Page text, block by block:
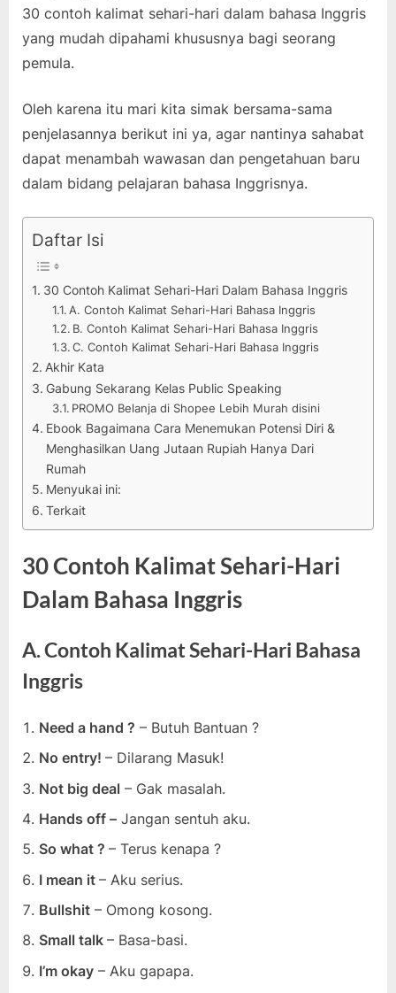
30 contoh kalimat sehari-hari dalam bahasa Inggris
yang mudah dipahami khususnya bagi seorang
pemula.
Oleh karena itu mari kita simak bersama-sama
penjelasannya berikut ini ya, agar nantinya sahabat
dapat menambah wawasan dan pengetahuan baru
dalam bidang pelajaran bahasa Inggrisnya.
Daftar Isi
30 Contoh Kalimat Sehari-Hari Dalam Bahasa Inggris
A. Contoh Kalimat Sehari-Hari Bahasa Inggris
B. Contoh Kalimat Sehari-Hari Bahasa Inggris
C. Contoh Kalimat Sehari-Hari Bahasa Inggris
Akhir Kata
Gabung Sekarang Kelas Public Speaking
PROMO Belanja di Shopee Lebih Murah disini
Ebook Bagaimana Cara Menemukan Potensi Diri &
Menghasilkan Uang Jutaan Rupiah Hanya Dari
Rumah
Menyukai ini:
Terkait
30 Contoh Kalimat Sehari-Hari
Dalam Bahasa Inggris
A. Contoh Kalimat Sehari-Hari Bahasa
Inggris
Need a hand ? – Butuh Bantuan ?
No entry! – Dilarang Masuk!
Not big deal – Gak masalah.
Hands off – Jangan sentuh aku.
So what ? – Terus kenapa ?
I mean it – Aku serius.
Bullshit – Omong kosong.
Small talk – Basa-basi.
I’m okay – Aku gapapa.